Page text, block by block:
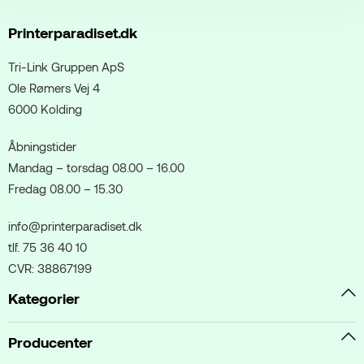
Printerparadiset.dk
Tri-Link Gruppen ApS
Ole Rømers Vej 4
6000 Kolding
Åbningstider
Mandag – torsdag 08.00 – 16.00
Fredag 08.00 – 15.30
info@printerparadiset.dk
tlf. 75 36 40 10
CVR: 38867199
Kategorier
Producenter